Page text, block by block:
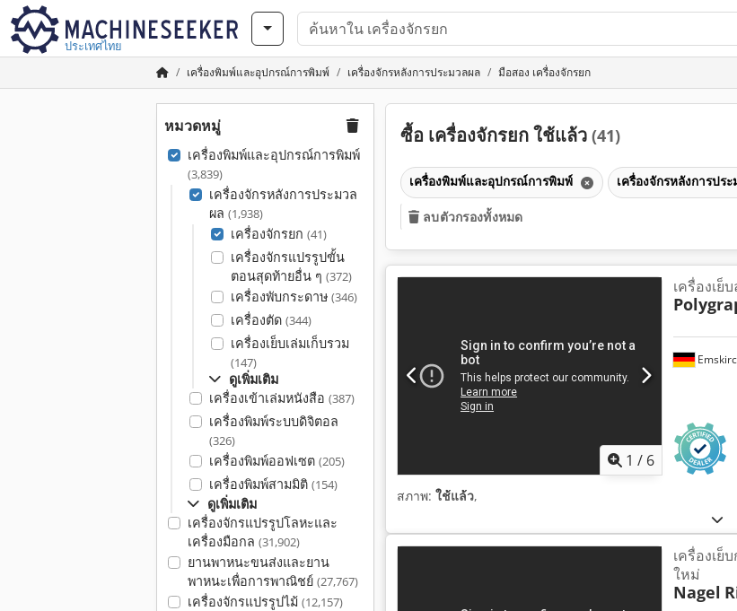
ประเทศไทย
เครื่องพิมพ์และอุปกรณ์การพิมพ์ เครื่องจักรหลังการประมวลผล มือสอง เครื่องจักรยก
หมวดหมู่
เครื่องพิมพ์และอุปกรณ์การพิมพ์
(3,839)
เครื่องจักรหลังการประมวล
ผล (1,938)
เครื่องจักรยก (41)
เครื่องจักรแปรรูปขั้น
ตอนสุดท้ายอื่น ๆ (372)
เครื่องพับกระดาษ (346)
เครื่องตัด (344)
เครื่องเย็บเล่มเก็บรวม
(147)
ดูเพิ่มเติม
เครื่องเข้าเล่มหนังสือ (387)
เครื่องพิมพ์ระบบดิจิตอล
(326)
เครื่องพิมพ์ออฟเซต (205)
เครื่องพิมพ์สามมิติ (154)
ดูเพิ่มเติม
เครื่องจักรแปรรูปโลหะและ
เครื่องมือกล (31,902)
ยานพาหนะขนส่งและยาน
พาหนะเพื่อการพาณิชย์ (27,767)
เครื่องจักรแปรรูปไม้ (12,157)
ซื้อ เครื่องจักรยก ใช้แล้ว (41)
เครื่องพิมพ์และอุปกรณ์การพิมพ์ เครื่องจักรหลังการปร
ลบตัวกรองทั้งหมด
1 / 6
เครื่องเย็
สภาพ: ใช้แล้ว,
เครื่องเย็
ใหม่
Nagel